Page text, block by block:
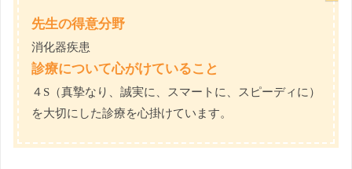
先生の得意分野
消化器疾患
診療について心がけていること
４S（真摯なり、誠実に、スマートに、スピーディに）
を大切にした診療を心掛けています。